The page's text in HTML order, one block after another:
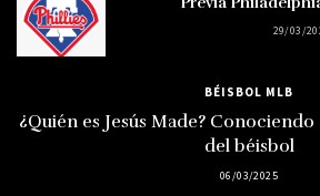
29/03/
BÉISBOL MLB
¿Quién es Jesús Made?
del béisbol
06/03/2025